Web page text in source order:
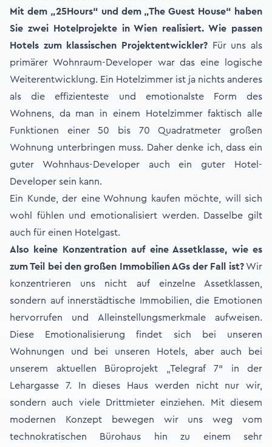
Mit dem „25Hours“ und dem „The Guest House“ haben
Sie zwei Hotelprojekte in Wien realisiert. Wie passen
Hotels zum klassischen Projektentwickler? Für uns als
primärer Wohnraum-Developer war das eine logische
Weiterentwicklung. Ein Hotelzimmer ist ja nichts anderes
als die effizienteste und emotionalste Form des
Wohnens, da man in einem Hotelzimmer faktisch alle
Funktionen einer 50 bis 70 Quadratmeter großen
Wohnung unterbringen muss. Daher denke ich, dass ein
guter Wohnhaus-Developer auch ein guter Hotel-
Developer sein kann.
Ein Kunde, der eine Wohnung kaufen möchte, will sich
wohl fühlen und emotionalisiert werden. Dasselbe gilt
auch für einen Hotelgast.
Also keine Konzentration auf eine Assetklasse, wie es
zum Teil bei den großen Immobilien AGs der Fall ist?Wir
konzentrieren uns nicht auf einzelne Assetklassen,
sondern auf innerstädtische Immobilien, die Emotionen
hervorrufen und Alleinstellungsmerkmale aufweisen.
Diese Emotionalisierung findet sich bei unseren
Wohnungen und bei unseren Hotels, aber auch bei
unserem aktuellen Büroprojekt „Telegraf 7“ in der
Lehargasse 7. In dieses Haus werden nicht nur wir,
sondern auch viele Drittmieter einziehen. Mit diesem
modernen Konzept bewegen wir uns weg vom
technokratischen Bürohaus hin zu einem sehr